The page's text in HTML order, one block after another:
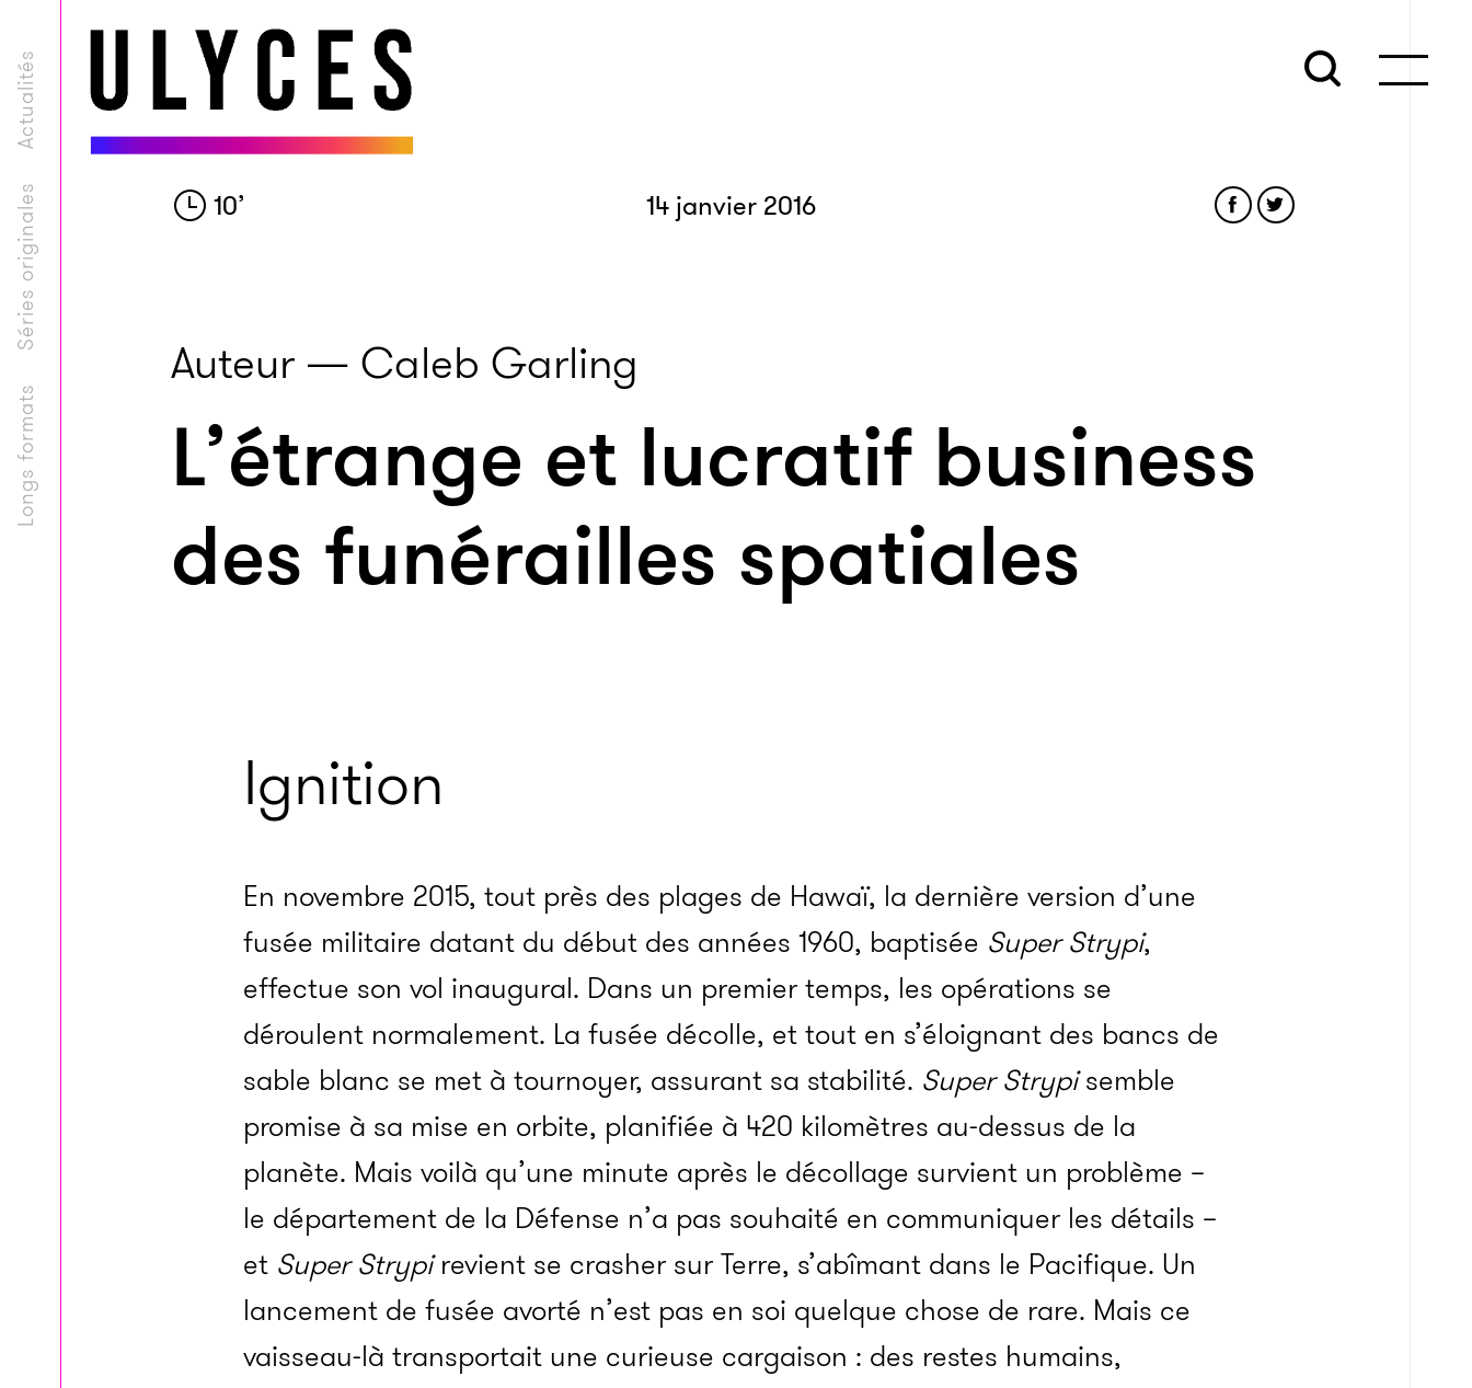
Longs formats
Séries originales
Actualités
10’ 14 janvier 2016
Auteur — Caleb Garling
L’étrange et lucratif business
des funérailles spatiales
Ignition
En novembre 2015, tout près des plages de Hawaï, la dernière version d’une
fusée militaire datant du début des années 1960, baptisée Super Strypi,
effectue son vol inaugural. Dans un premier temps, les opérations se
déroulent normalement. La fusée décolle, et tout en s’éloignant des bancs de
sable blanc se met à tournoyer, assurant sa stabilité. Super Strypisemble
promise à sa mise en orbite, planifiée à 420 kilomètres au-dessus de la
planète. Mais voilà qu’une minute après le décollage survient un problème –
le département de la Défense n’a pas souhaité en communiquer les détails –
et Super Strypirevient se crasher sur Terre, s’abîmant dans le Pacifique. Un
lancement de fusée avorté n’est pas en soi quelque chose de rare. Mais ce
vaisseau-là transportait une curieuse cargaison : des restes humains,